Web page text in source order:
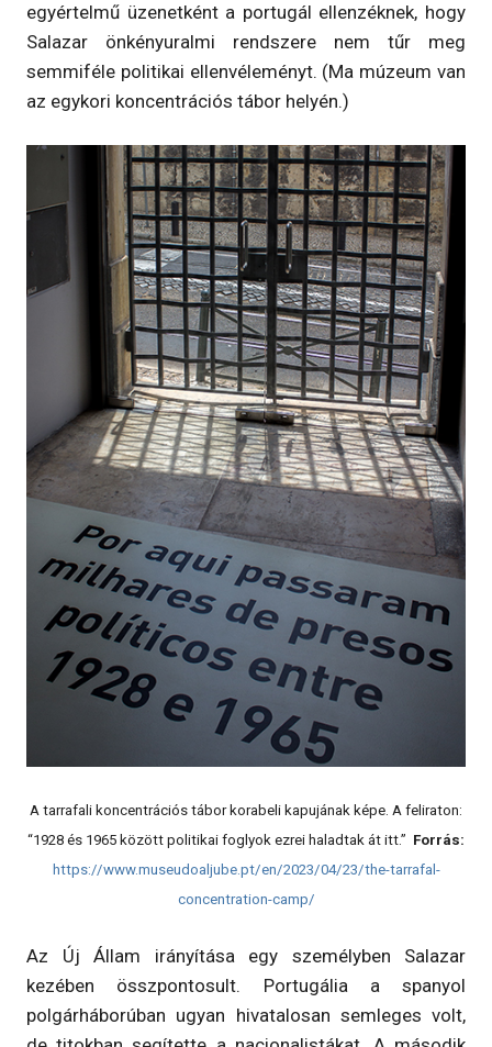
egyértelmű üzenetként a portugál ellenzéknek, hogy
Salazar önkényuralmi rendszere nem tűr meg
semmiféle politikai ellenvéleményt. (Ma múzeum van
az egykori koncentrációs tábor helyén.)
A tarrafali koncentrációs tábor korabeli kapujának képe. A feliraton:
“1928 és 1965 között politikai foglyok ezrei haladtak át itt.” Forrás:
https://www.museudoaljube.pt/en/2023/04/23/the-tarrafal-
concentration-camp/
Az Új Állam irányítása egy személyben Salazar
kezében összpontosult. Portugália a spanyol
polgárháborúban ugyan hivatalosan semleges volt,